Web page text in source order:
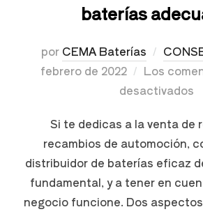
baterías
por CEMA Baterías
febrero de 2022
Los
desactivados
Si te dedicas a la venta de
recambios de automoción,
distribuidor de baterías eficaz
fundamental, y a tener en
negocio funcione. Dos